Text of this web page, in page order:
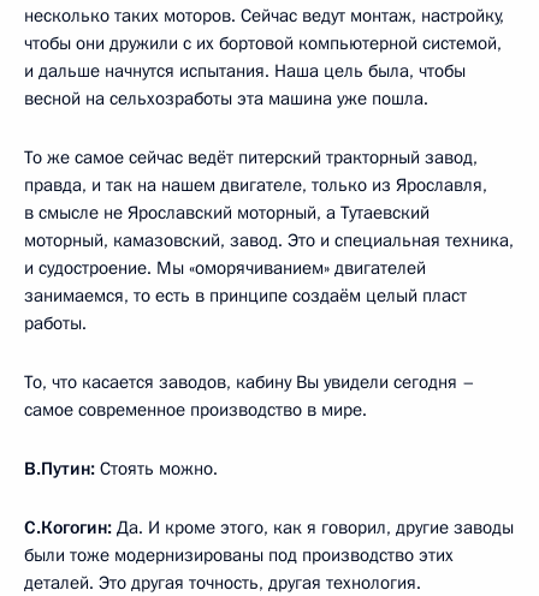
несколько таких моторов. Сейчас ведут монтаж, настройку,
чтобы они дружили с их бортовой компьютерной системой,
и дальше начнутся испытания. Наша цель была, чтобы
весной на сельхозработы эта машина уже пошла.
То же самое сейчас ведёт питерский тракторный завод,
правда, и так на нашем двигателе, только из Ярославля,
в смысле не Ярославский моторный, а Тутаевский
моторный, камазовский, завод. Это и специальная техника,
и судостроение. Мы «оморячиванием» двигателей
занимаемся, то есть в принципе создаём целый пласт
работы.
То, что касается заводов, кабину Вы увидели сегодня –
самое современное производство в мире.
В.Путин: Стоять можно.
С.Когогин: Да. И кроме этого, как я говорил, другие заводы
были тоже модернизированы под производство этих
деталей. Это другая точность, другая технология.